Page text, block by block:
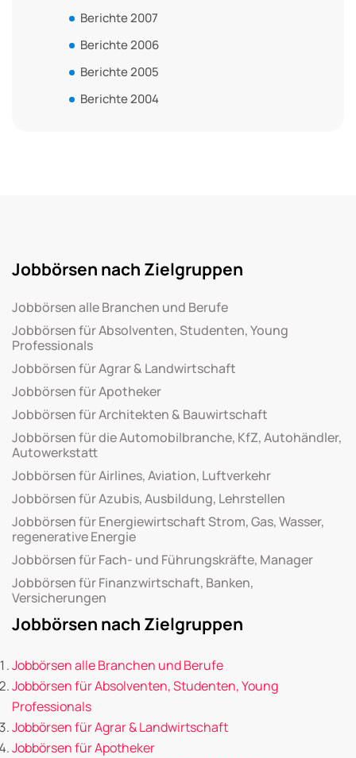
Berichte 2007
Berichte 2006
Berichte 2005
Berichte 2004
Jobbörsen nach Zielgruppen
Jobbörsen alle Branchen und Berufe
Jobbörsen für Absolventen, Studenten, Young
Professionals
Jobbörsen für Agrar & Landwirtschaft
Jobbörsen für Apotheker
Jobbörsen für Architekten & Bauwirtschaft
Jobbörsen für die Automobilbranche, KfZ, Autohändler,
Autowerkstatt
Jobbörsen für Airlines, Aviation, Luftverkehr
Jobbörsen für Azubis, Ausbildung, Lehrstellen
Jobbörsen für Energiewirtschaft Strom, Gas, Wasser,
regenerative Energie
Jobbörsen für Fach- und Führungskräfte, Manager
Jobbörsen für Finanzwirtschaft, Banken,
Versicherungen
Jobbörsen nach Zielgruppen
Jobbörsen alle Branchen und Berufe
Jobbörsen für Absolventen, Studenten, Young
Professionals
Jobbörsen für Agrar & Landwirtschaft
Jobbörsen für Apotheker